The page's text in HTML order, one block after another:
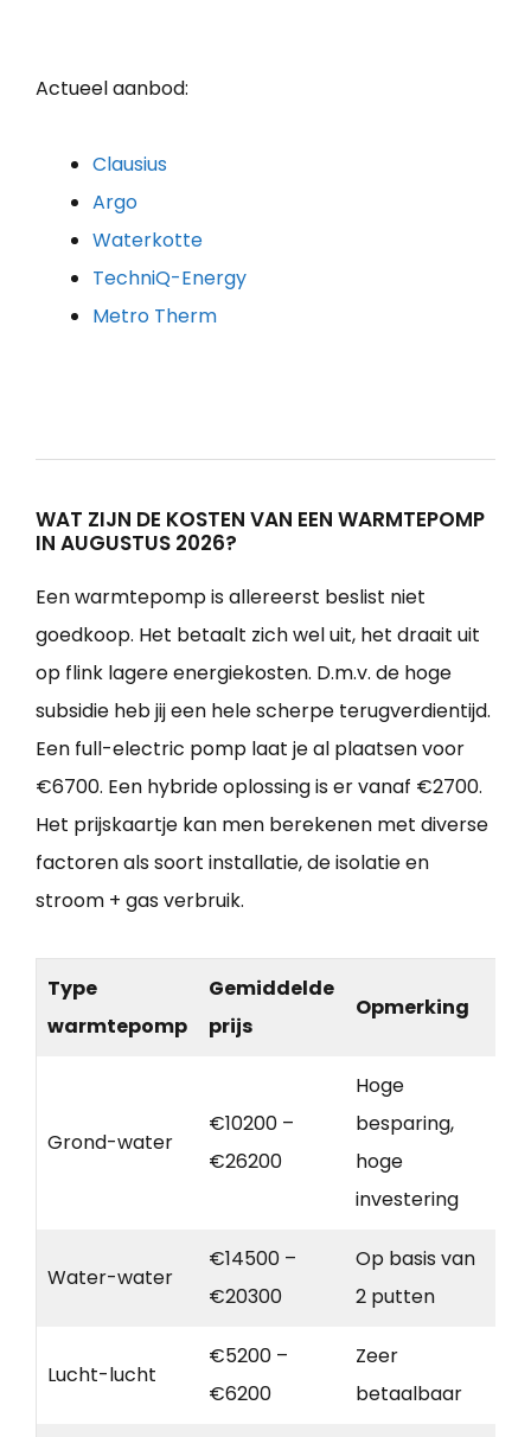
Actueel aanbod:
Clausius
Argo
Waterkotte
TechniQ-Energy
Metro Therm
WAT ZIJN DE KOSTEN VAN EEN WARMTEPOMP
IN AUGUSTUS 2026?
Een warmtepomp is allereerst beslist niet
goedkoop. Het betaalt zich wel uit, het draait uit
op flink lagere energiekosten. D.m.v. de hoge
subsidie heb jij een hele scherpe terugverdientijd.
Een full-electric pomp laat je al plaatsen voor
€6700. Een hybride oplossing is er vanaf €2700.
Het prijskaartje kan men berekenen met diverse
factoren als soort installatie, de isolatie en
stroom + gas verbruik.
Type
warmtepomp
Gemiddelde
prijs
Opmerking
Grond-water
€10200 –
€26200
Hoge
besparing,
hoge
investering
Water-water
€14500 –
€20300
Op basis van
2 putten
Lucht-lucht
€5200 –
€6200
Zeer
betaalbaar